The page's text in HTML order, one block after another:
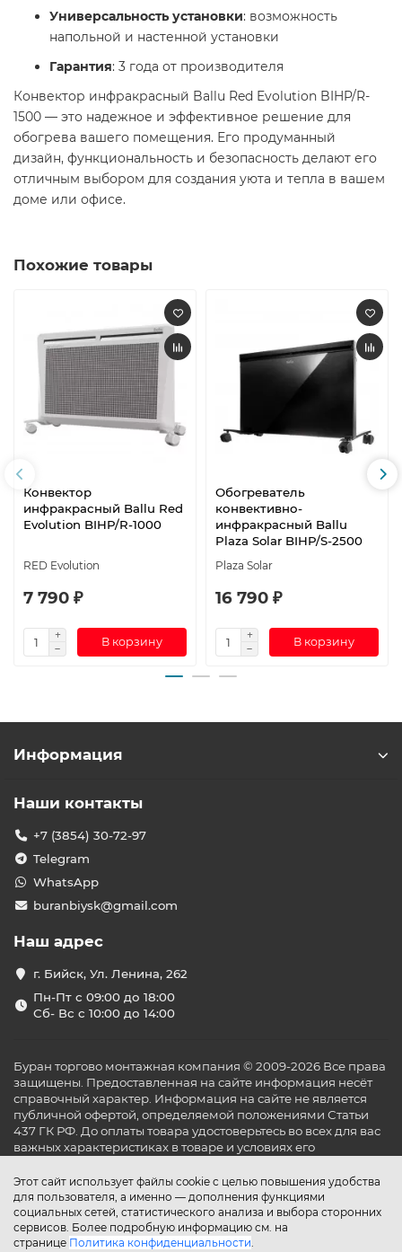
Универсальность установки: возможность
напольной и настенной установки
Гарантия: 3 года от производителя​
Конвектор инфракрасный Ballu Red Evolution BIHP/R-
1500 — это надежное и эффективное решение для
обогрева вашего помещения. Его продуманный
дизайн, функциональность и безопасность делают его
отличным выбором для создания уюта и тепла в вашем
доме или офисе.​
Похожие товары
Конвектор
инфракрасный Ballu Red
Evolution BIHP/R-1000
RED Evolution
7 790 ₽
В корзину
Обогреватель
конвективно-
инфракрасный Ballu
Plaza Solar BIHP/S-2500
Plaza Solar
16 790 ₽
В корзину
Этот сайт использует файлы cookie с целью повышения удобства
для пользователя, а именно — дополнения функциями
социальных сетей, статистического анализа и выбора сторонних
сервисов. Более подробную информацию см. на
странице Политика конфиденциальности.
Информация
Наши контакты
+7 (3854) 30-72-97
Telegram
WhatsApp
buranbiysk@gmail.com
Наш адрес
г. Бийск, Ул. Ленина, 262
Пн-Пт с 09:00 до 18:00
Сб- Вс с 10:00 до 14:00
Буран торгово монтажная компания © 2009-2026 Все права
защищены. Предоставленная на сайте информация несёт
справочный характер. Информация на сайте не является
публичной офертой, определяемой положениями Статьи
437 ГК РФ. До оплаты товара удостоверьтесь во всех для вас
важных характеристиках в товаре и условиях его